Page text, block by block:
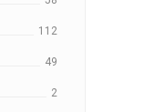
112
49
2